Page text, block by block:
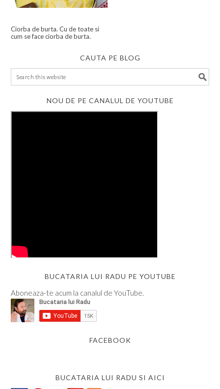
Ciorba de burta. Cu de toate si
cum se face ciorba de burta.
CAUTA PE BLOG
NOU DE PE CANALUL DE YOUTUBE
BUCATARIA LUI RADU PE YOUTUBE
Aboneaza-te acum la canalul de YouTube.
FACEBOOK
BUCATARIA LUI RADU SI AICI